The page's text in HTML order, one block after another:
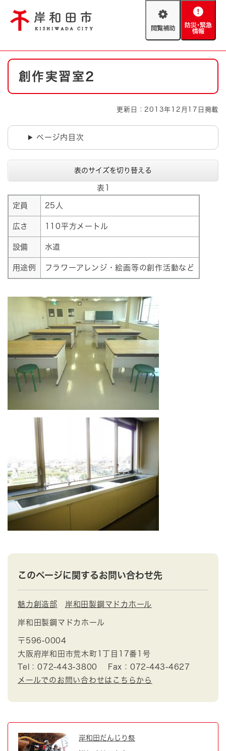
閲
助
防
緊
やさしい日本語
背景色変更 白 黒 青
防災・緊急情報
ハザードマップ AED設置箇所
本
創作実習室2
更新日：2013年12月17日掲載
ページ内目次
表のサイズを切り替える
表1
定員 25人
広さ 110平方メートル
設備 水道
用途例 フラワーアレンジ・絵画等の創作活動など
このページに関するお問い合わせ先
魅力創造部 岸和田製鋼マドカホール
岸和田製鋼マドカホール
〒596-0004
大阪府岸和田市荒木町1丁目17番1号
Tel：072-443-3800
Fax：072-443-4627
メールでのお問い合わせはこちらから
岸和田だんじり祭